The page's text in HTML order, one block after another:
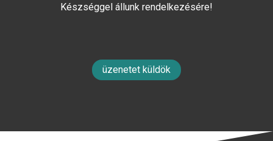
Készséggel állunk rendelkezésére!
üzenetet küldök